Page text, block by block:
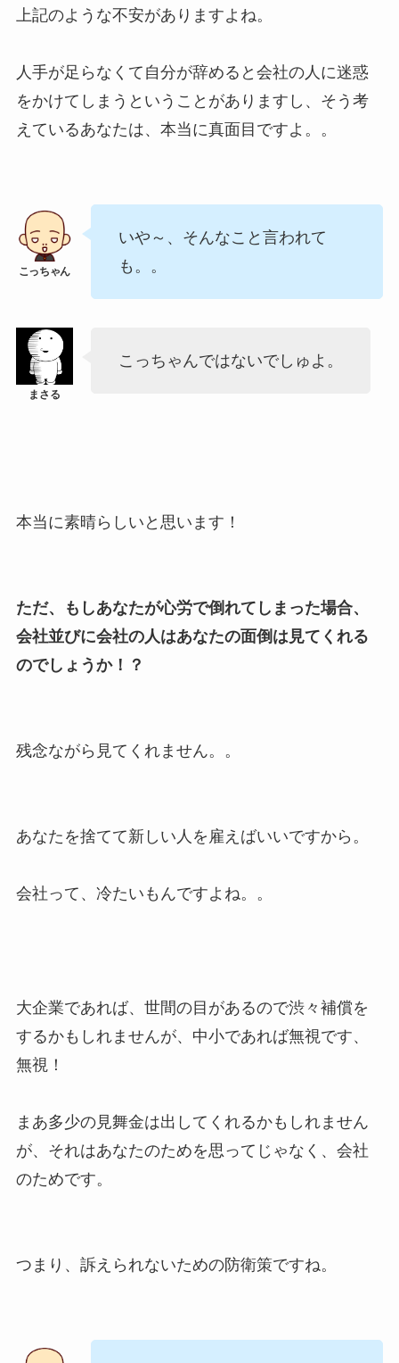
上記のような不安がありますよね。
人手が足らなくて自分が辞めると会社の人に迷惑
をかけてしまうということがありますし、そう考
えているあなたは、本当に真面目ですよ。。
いや～、そんなこと言われて
も。。
こっちゃんではないでしゅよ。
本当に素晴らしいと思います！
ただ、もしあなたが心労で倒れてしまった場合、
会社並びに会社の人はあなたの面倒は見てくれる
のでしょうか！？
残念ながら見てくれません。。
あなたを捨てて新しい人を雇えばいいですから。
会社って、冷たいもんですよね。。
大企業であれば、世間の目があるので渋々補償を
するかもしれませんが、中小であれば無視です、
無視！
まあ多少の見舞金は出してくれるかもしれません
が、それはあなたのためを思ってじゃなく、会社
のためです。
つまり、訴えられないための防衛策ですね。